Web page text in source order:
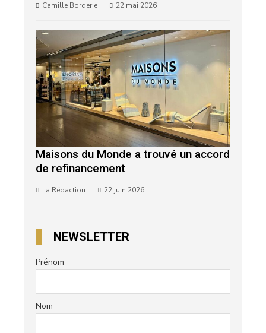
Camille Borderie 22 mai 2026
Maisons du Monde a trouvé un accord
de refinancement
La Rédaction 22 juin 2026
NEWSLETTER
Prénom
Nom